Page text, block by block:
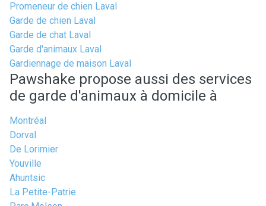
Promeneur de chien Laval
Garde de chien Laval
Garde de chat Laval
Garde d'animaux Laval
Gardiennage de maison Laval
Pawshake propose aussi des services
de garde d'animaux à domicile à
Montréal
Dorval
De Lorimier
Youville
Ahuntsic
La Petite-Patrie